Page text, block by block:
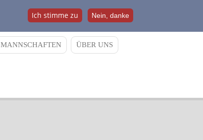
Ich stimme zu Nein, danke
MANNSCHAFTEN ÜBER UNS